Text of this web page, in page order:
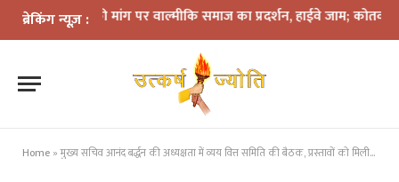
ब्रेकिंग न्यूज़ :
की मांग पर वाल्मीकि समाज का प्रदर्शन, हाईवे जाम; कोतवाली घेराव
Home »मुख्य सचिव आनंद बर्द्धन की अध्यक्षता में व्यय वित्त समिति की बैठक, प्रस्तावों को मिली संस्तुति